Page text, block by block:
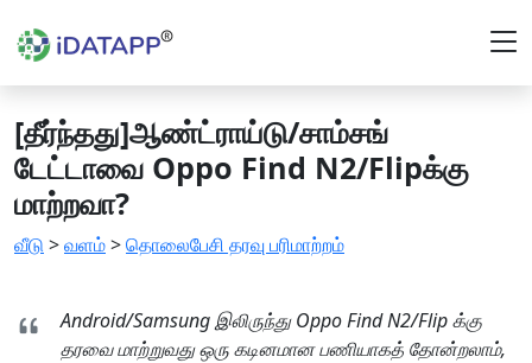
[தீர்ந்தது]ஆண்ட்ராய்டு/சாம்சங்
டேட்டாவை Oppo Find N2/Flipக்கு
மாற்றவா?
வீடு >வளம்>தொலைபேசி தரவு பரிமாற்றம்
Android/Samsung இலிருந்து Oppo Find N2/Flip க்கு
தரவை மாற்றுவது ஒரு கடினமான பணியாகத் தோன்றலாம்,